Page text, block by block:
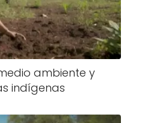
ambiente y
indígenas